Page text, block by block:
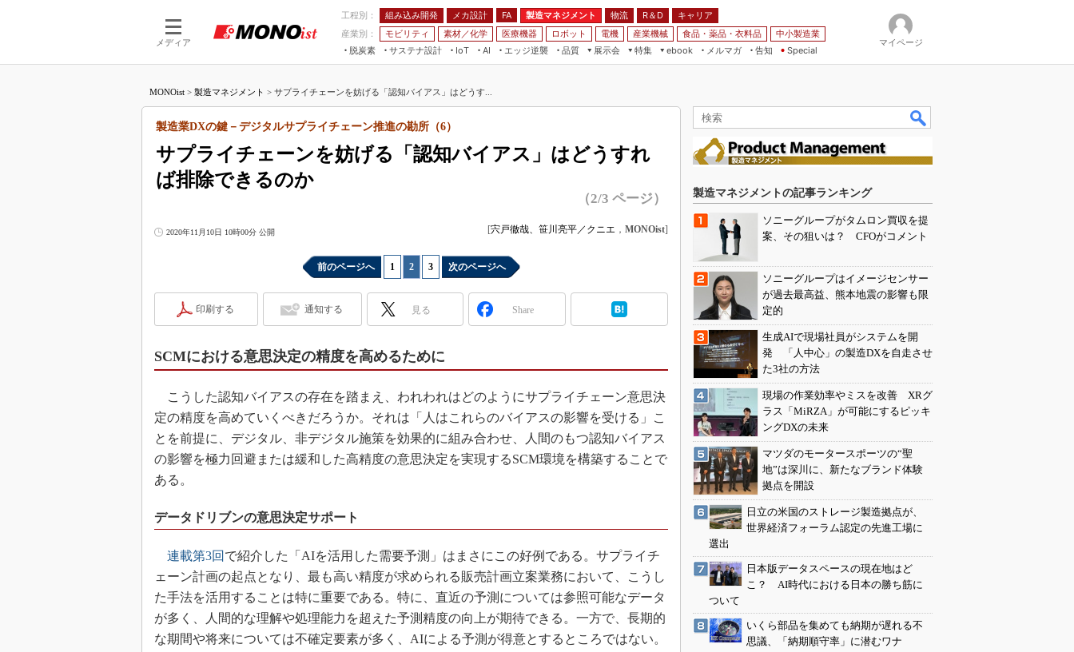
メディア
工程別： 組み込み開発 メカ設計 FA 製造マネジメント 物流 R＆D
キャリア
産業別：
モビリティ 素材／化学 医療機器 ロボット 電機 産業機械 食品・薬品・衣料品
中小製造業
脱炭素
サステナ設計
IoT
つながる工場
つながるサービス
AI
AI×設備保全
エッジ逆襲 品質
展示会
JIMTOF
展＆IoT/5Gソリューション展
IIFES
TECHNO-FRONTIER
スマート工場EXPO
日本ものづくりワールド
AUTOMOTIVE WORLD
産業オープンネット展
特集
つながるクルマ
フィールドサービス
Windows Embedded
ISO26262
デジタルツインとCAE
S＆OP
インダストリー4.0
イノベーション
知財マネジメント
海外生産
グローバル設計・開発
制御セキュリティ
ebook
メルマガ
告知 Special
マイページ
MONOist > 製造マネジメント > サプライチェーンを妨げる「認知バイアス」はどうす...
サプライチェーンを妨げる「認知バイアス」はどうすれ
ば排除できるのか
製造業DXの鍵－デジタルサプライチェーン推進の勘所（6）
（2/3 ページ）
2020年11月10日 10時00分 公開 [宍戸徹哉、笹川亮平／クニエ ， MONOist]
前のページへ 1 2 3 次のページへ
印刷する 通知する 見る Share
SCMにおける意思決定の精度を高めるために
こうした認知バイアスの存在を踏まえ、われわれはどのようにサプライチェーン意思決
定の精度を高めていくべきだろうか。それは「人はこれらのバイアスの影響を受ける」こ
とを前提に、デジタル、非デジタル施策を効果的に組み合わせ、人間のもつ認知バイアス
の影響を極力回避または緩和した高精度の意思決定を実現するSCM環境を構築することで
ある。
データドリブンの意思決定サポート
連載第3回 で紹介した「AIを活用した需要予測」はまさにこの好例である。サプライチ
ェーン計画の起点となり、最も高い精度が求められる販売計画立案業務において、こうし
た手法を活用することは特に重要である。特に、直近の予測については参照可能なデータ
が多く、人間的な理解や処理能力を超えた予測精度の向上が期待できる。一方で、長期的
な期間や将来については不確定要素が多く、AIによる予測が得意とするところではない。
製造マネジメントの記事ランキング
ソニーグループがタムロン買収を提
案、その狙いは？ CFOがコメント
ソニーグループはイメージセンサー
が過去最高益、熊本地震の影響も限
定的
生成AIで現場社員がシステムを開
発 「人中心」の製造DXを自走させ
た3社の方法
現場の作業効率やミスを改善 XRグ
ラス「MiRZA」が可能にするピッキ
ングDXの未来
マツダのモータースポーツの“聖
地”は深川に、新たなブランド体験
拠点を開設
日立の米国のストレージ製造拠点が、
世界経済フォーラム認定の先進工場に
選出
日本版データスペースの現在地はど
こ？ AI時代における日本の勝ち筋に
ついて
いくら部品を集めても納期が遅れる不
思議、「納期順守率」に潜むワナ